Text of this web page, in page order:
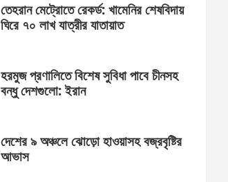
তেহরান মেট্রোতে রেকর্ড: খামেনির শেষবিদায়
ঘিরে ৭০ লাখ যাত্রীর যাতায়াত
হরমুজ প্রণালিতে বিশেষ সুবিধা পাবে চীনসহ
বন্ধু দেশগুলো: ইরান
দেশের ৯ অঞ্চলে ঝোড়ো হাওয়াসহ বজ্রবৃষ্টির
আভাস